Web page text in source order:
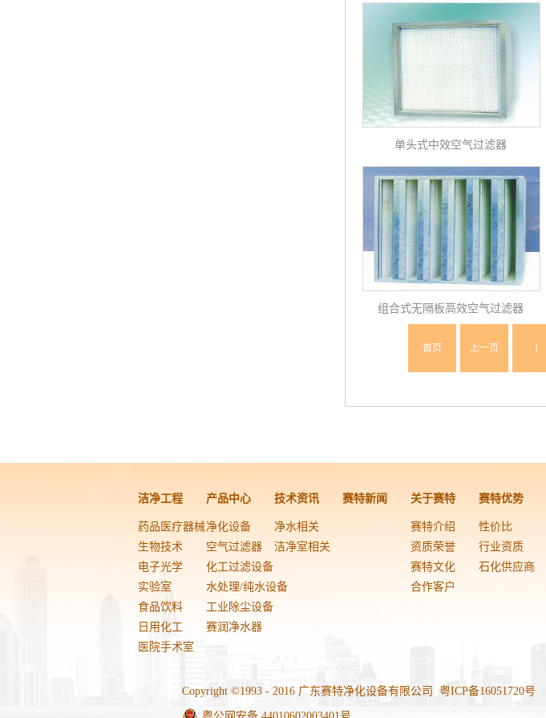
单头式中效空气过滤器
组合式无隔板高效空气过滤器
首页 上一页 1
Copyright ©1993 - 2016 广东赛特净化设备有限公司 粤ICP备16051720号
洁净工程
药品医疗器械
生物技术
电子光学
实验室
食品饮料
日用化工
医院手术室
产品中心
净化设备
空气过滤器
化工过滤设备
水处理/纯水设备
工业除尘设备
赛润净水器
技术资讯
净水相关
洁净室相关
赛特新闻 关于赛特
赛特介绍
资质荣誉
赛特文化
合作客户
赛特优势
性价比
行业资质
石化供应商